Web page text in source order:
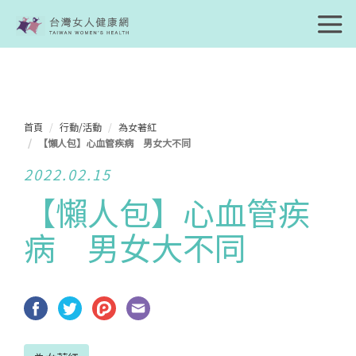
首頁 行動/活動
為女著紅
【懶人包】心血管疾病 男女大不同
2022.02.15
【懶人包】心血管疾
病 男女大不同